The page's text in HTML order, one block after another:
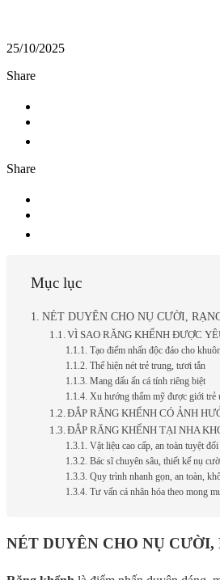
25/10/2025
Share
Share
Mục lục
NÉT DUYÊN CHO NỤ CƯỜI,
VÌ SAO RĂNG KHỂNH ĐƯỢC
Tạo điểm nhấn độc đáo cho
Thể hiện nét trẻ trung, tươi tắn
Mang dấu ấn cá tính riêng biệt
Xu hướng thẩm mỹ được giới trẻ
ĐẮP RĂNG KHỂNH CÓ ẢNH
ĐẮP RĂNG KHỂNH TẠI NHA
Vật liệu cao cấp, an toàn tuyệt đối
Bác sĩ chuyên sâu, thiết kế nụ
Quy trình nhanh gọn, an toàn,
Tư vấn cá nhân hóa theo mong
NÉT DUYÊN CHO NỤ